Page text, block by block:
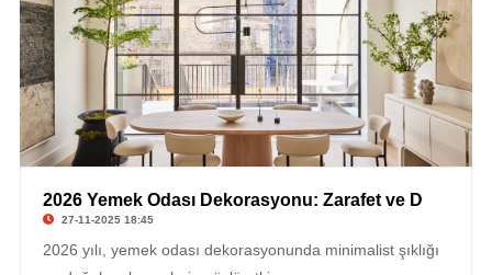
2026 Yemek Odası Dekorasyonu: Zarafet ve D
27-11-2025 18:45
2026 yılı, yemek odası dekorasyonunda minimalist şıklığı